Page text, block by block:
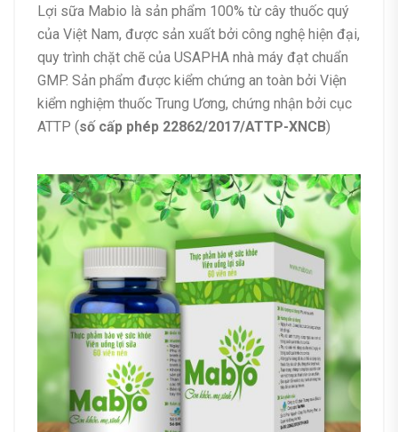
Lợi sữa Mabio là sản phẩm 100% từ cây thuốc quý
của Việt Nam, được sản xuất bởi công nghệ hiện đại,
quy trình chặt chẽ của USAPHA nhà máy đạt chuẩn
GMP. Sản phẩm được kiểm chứng an toàn bởi Viện
kiểm nghiệm thuốc Trung Ương, chứng nhận bởi cục
ATTP (số cấp phép 22862/2017/ATTP-XNCB)